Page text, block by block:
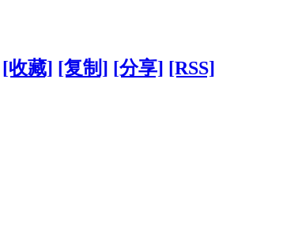
[收藏] [复制] [分享] [RSS]